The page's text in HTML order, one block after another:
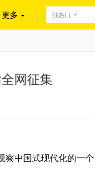
更多 找热门
网征集
察中国式现代化的一个